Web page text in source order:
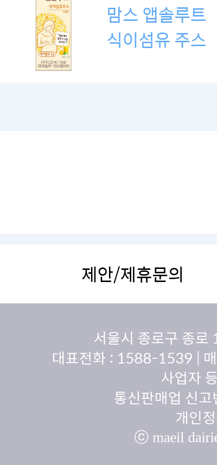
맘스 앱솔루트
식이섬유 주스
제안/제휴문의
서울시 종로구 종
대표전화 : 1588-1539 |
사업자
통신판매업 신
개인
ⓒ maeil